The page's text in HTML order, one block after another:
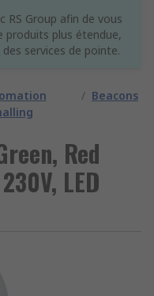
RS Group afin de vous
produits plus étendue,
services de pointe.
/ Beacons
Red
LED